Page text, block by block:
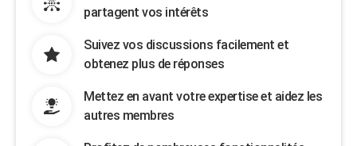
partagent vos intérêts
Suivez vos discussions facilement et
obtenez plus de réponses
Mettez en avant votre expertise et aidez les
autres membres